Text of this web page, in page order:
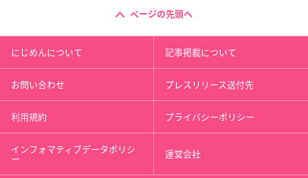
ページの先頭へ
にじめんについて 記事掲載について
お問い合わせ プレスリリース送付先
利用規約 プライバシーポリシー
インフォマティブデータポリシ
ー 運営会社